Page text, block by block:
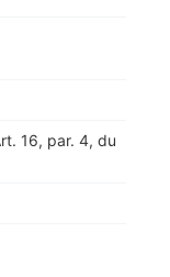
16, par. 4, du